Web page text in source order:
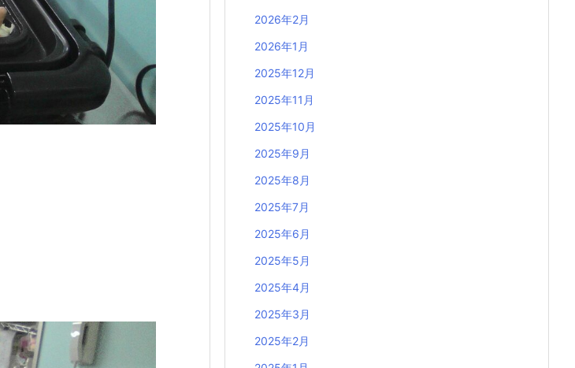
2026年2月
2026年1月
2025年12月
2025年11月
2025年10月
2025年9月
2025年8月
2025年7月
2025年6月
2025年5月
2025年4月
2025年3月
2025年2月